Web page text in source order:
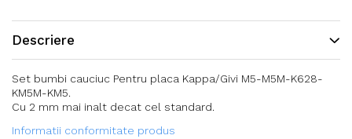
Descriere
Set bumbi cauciuc Pentru placa Kappa/Givi M5-M5M-K628-
KM5M-KM5.
Cu 2 mm mai inalt decat cel standard.
Informatii conformitate produs